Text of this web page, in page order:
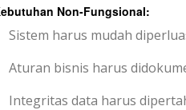
Non-Fungsional:
Sistem harus mudah
Aturan bisnis harus
Integritas data harus